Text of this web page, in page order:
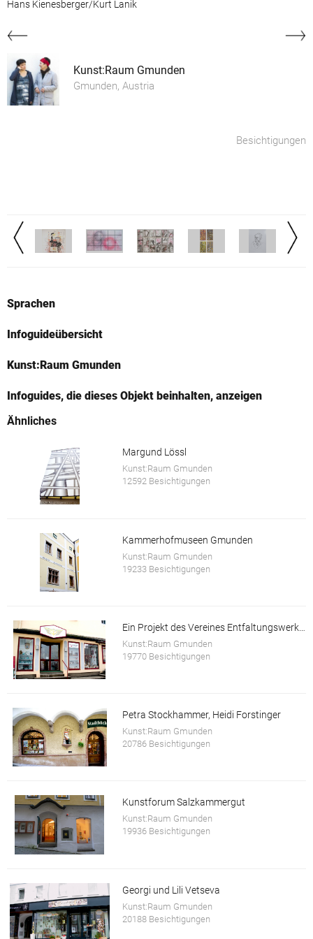
Hans Kienesberger/Kurt Lanik
Kunst:Raum Gmunden
Gmunden, Austria
Besichtigungen
Sprachen
Infoguideübersicht
Kunst:Raum Gmunden
Infoguides, die dieses Objekt beinhalten, anzeigen
Ähnliches
Margund Lössl
Kunst:Raum Gmunden
12592 Besichtigungen
Kammerhofmuseen Gmunden
Kunst:Raum Gmunden
19233 Besichtigungen
Ein Projekt des Vereines Entfaltungswerkstatt
Kunst:Raum Gmunden
19770 Besichtigungen
Petra Stockhammer, Heidi Forstinger
Kunst:Raum Gmunden
20786 Besichtigungen
Kunstforum Salzkammergut
Kunst:Raum Gmunden
19936 Besichtigungen
Georgi und Lili Vetseva
Kunst:Raum Gmunden
20188 Besichtigungen